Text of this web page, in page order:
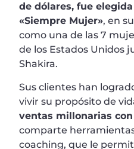
de dólares, fue
«Siempre Mujer», en
como una de las 7
de los Estados Unidos
Shakira.
Sus clientes han
vivir su propósito de
ventas millonarias
comparte
coaching, que le